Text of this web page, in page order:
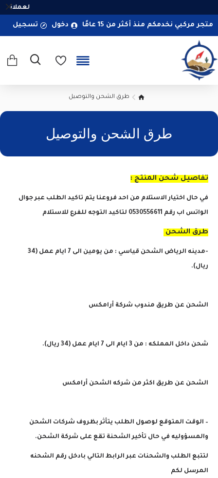
لعملائنا
متجر مركبي نخدمكم منذ أكثر من 15 عامًا دخول تسجيل
طرق الشحن والتوصيل
طرق الشحن والتوصيل
تفاصيل شحن المنتج :
في حال اختيار الاستلام من احد فروعنا يتم تاكيد الطلب عبر جوال
الواتس اب رقم 0530556611 لتاكيد التوجه للفرع للاستلام
طرق الشحن
-مدينه الرياض الشحن قياسي : من يومين الى 7 ايام عمل (34
ريال).
الشحن عن طريق مندوب شركة أرامكس
شحن داخل المملكه : من 3 ايام الى 7 ايام عمل (34 ريال).
الشحن عن طريق اكثر من شركه الشحن أرامكس
– الوقت المتوقع لوصول الطلب يتأثر بظروف شركات الشحن
والمسؤوليه في حال تأخير الشحنة تقع على شركة الشحن.
لتتبع الطلب والشحنات عبر الرابط التالي بادخل رقم الشحنه
المرسل لكم